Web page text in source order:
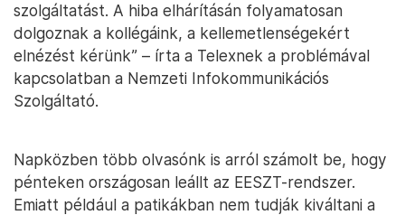
szolgáltatást. A hiba elhárításán folyamatosan
dolgoznak a kollégáink, a kellemetlenségekért
elnézést kérünk” – írta a Telexnek a problémával
kapcsolatban a Nemzeti Infokommunikációs
Szolgáltató.
Napközben több olvasónk is arról számolt be, hogy
pénteken országosan leállt az EESZT-rendszer.
Emiatt például a patikákban nem tudják kiváltani a